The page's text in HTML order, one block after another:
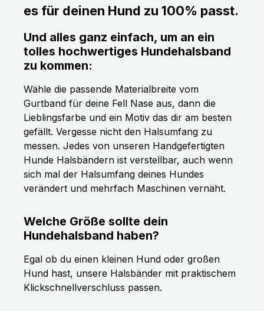
es für deinen Hund zu 100% passt.
Und alles ganz einfach, um an ein
tolles hochwertiges Hundehalsband
zu kommen:
Wähle die passende Materialbreite vom
Gurtband für deine Fell Nase aus, dann die
Lieblingsfarbe und ein Motiv das dir am besten
gefällt. Vergesse nicht den Halsumfang zu
messen. Jedes von unseren Handgefertigten
Hunde Halsbändern ist verstellbar, auch wenn
sich mal der Halsumfang deines Hundes
verändert und mehrfach Maschinen vernäht.
Welche Größe sollte dein
Hundehalsband haben?
Egal ob du einen kleinen Hund oder großen
Hund hast, unsere Halsbänder mit praktischem
Klickschnellverschluss passen.